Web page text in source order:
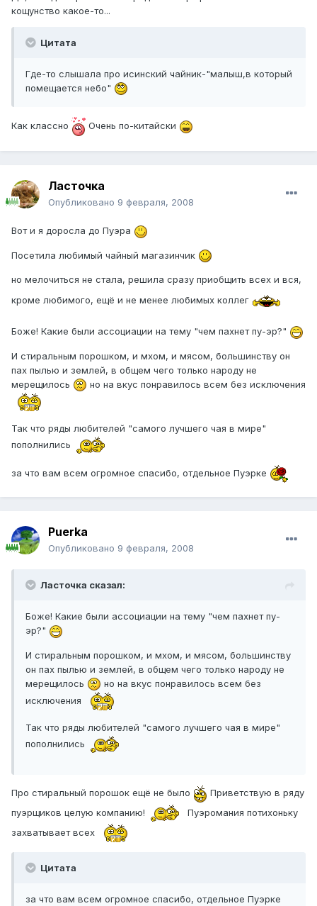
кощунство какое-то...
Цитата
Где-то слышала про исинский чайник-"малыш,в который
помещается небо"
Как классно Очень по-китайски
Ласточка
Опубликовано 9 февраля, 2008
Вот и я доросла до Пуэра
Посетила любимый чайный магазинчик
но мелочиться не стала, решила сразу приобщить всех и вся,
кроме любимого, ещё и не менее любимых коллег
Боже! Какие были ассоциации на тему "чем пахнет пу-эр?"
И стиральным порошком, и мхом, и мясом, большинству он
пах пылью и землей, в общем чего только народу не
мерещилось
но на вкус понравилось всем без исключения
Так что ряды любителей "самого лучшего чая в мире"
пополнились
за что вам всем огромное спасибо, отдельное Пуэрке
Puerka
Опубликовано 9 февраля, 2008
Ласточка сказал:
Боже! Какие были ассоциации на тему "чем пахнет пу-
эр?"
И стиральным порошком, и мхом, и мясом, большинству
он пах пылью и землей, в общем чего только народу не
мерещилось
но на вкус понравилось всем без
исключения
Так что ряды любителей "самого лучшего чая в мире"
пополнились
Про стиральный порошок ещё не было
Приветствую в ряду
пуэрщиков целую компанию!
Пуэромания потихоньку
захватывает всех
Цитата
за что вам всем огромное спасибо, отдельное Пуэрке